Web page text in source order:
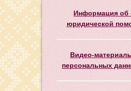
Информация об
юридической
Видео-
персональных